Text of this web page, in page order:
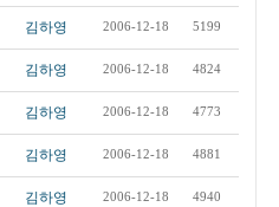
김하영 2006-12-18 5199
김하영 2006-12-18 4824
김하영 2006-12-18 4773
김하영 2006-12-18 4881
김하영 2006-12-18 4940